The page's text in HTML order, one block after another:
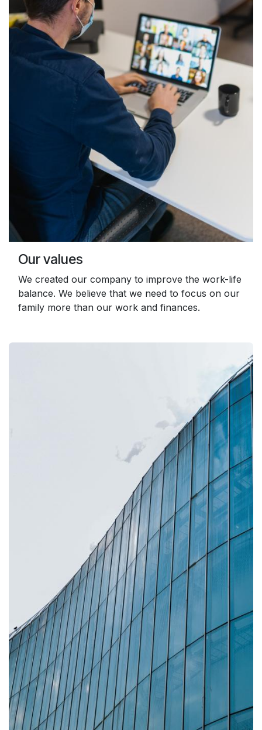
Our values
We created our company to improve the work-life
balance. We believe that we need to focus on our
family more than our work and finances.